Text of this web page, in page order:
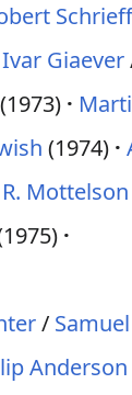
Ivar Giaever
(1973)
(1974)
Mottelson
/
Anderson